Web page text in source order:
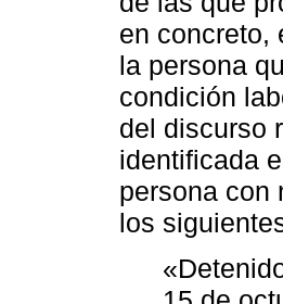
en concreto,
la persona
condición
del discurso
identificada
persona con
los